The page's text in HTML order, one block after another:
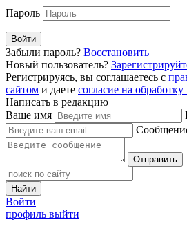
Пароль
Войти
Забыли пароль? Восстановить
Новый пользователь?
Регистрируясь, вы соглашаетесь с
сайтом и даете согласие на
Написать в редакцию
Ваше имя
Отправить
Найти
Войти
профиль выйти